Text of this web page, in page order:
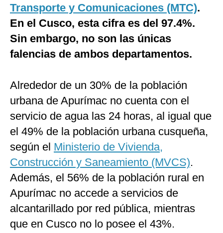
Transporte y Comunicaciones (MTC).
En el Cusco, esta cifra es del 97.4%.
Sin embargo, no son las únicas
falencias de ambos departamentos.
Alrededor de un 30% de la población
urbana de Apurímac no cuenta con el
servicio de agua las 24 horas, al igual que
el 49% de la población urbana cusqueña,
según el Ministerio de Vivienda,
Construcción y Saneamiento (MVCS).
Además, el 56% de la población rural en
Apurímac no accede a servicios de
alcantarillado por red pública, mientras
que en Cusco no lo posee el 43%.